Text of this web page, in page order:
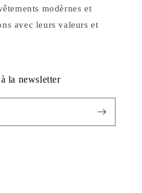
modèrnes et
avec leurs valeurs et
la newsletter